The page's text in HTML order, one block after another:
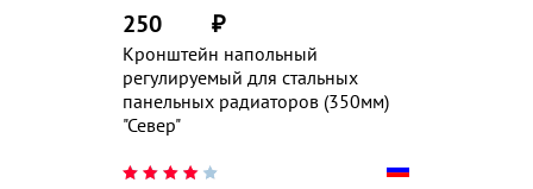
Кронштейн напольный
регулируемый для стальных
панельных радиаторов (350мм)
"Север"
250 ₽